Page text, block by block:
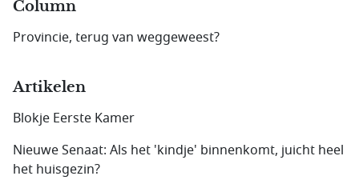
Column
Provincie, terug van weggeweest?
Artikelen
Blokje Eerste Kamer
Nieuwe Senaat: Als het 'kindje' binnenkomt, juicht heel
het huisgezin?